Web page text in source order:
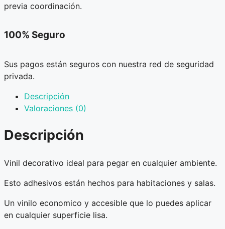
previa coordinación.
100% Seguro
Sus pagos están seguros con nuestra red de seguridad
privada.
Descripción
Valoraciones (0)
Descripción
Vinil decorativo ideal para pegar en cualquier ambiente.
Esto adhesivos están hechos para habitaciones y salas.
Un vinilo economico y accesible que lo puedes aplicar
en cualquier superficie lisa.